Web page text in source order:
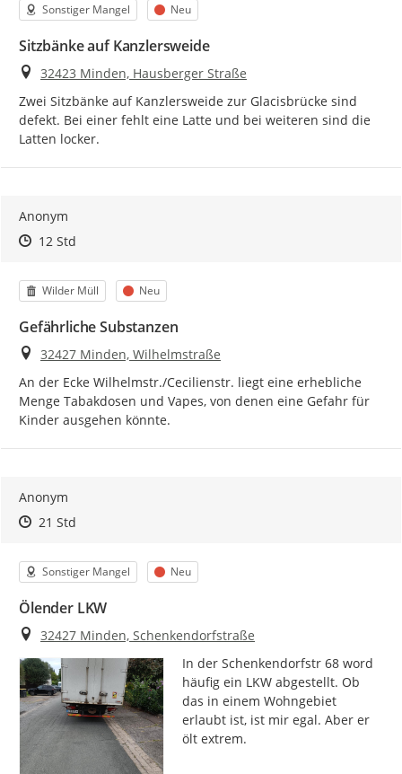
Kategorie
Sonstiger Mangel Status
Neu
Sitzbänke auf Kanzlersweide
Ort
32423 Minden, Hausberger Straße
Zwei Sitzbänke auf Kanzlersweide zur Glacisbrücke sind
defekt. Bei einer fehlt eine Latte und bei weiteren sind die
Latten locker.
Anonym
Zeitpunkt des Erstellens
Zeitpunkt des Erstellens
12 StdZur Äußerung
Kategorie
Wilder Müll Status
Neu
Gefährliche Substanzen
Ort
32427 Minden, Wilhelmstraße
An der Ecke Wilhelmstr./Cecilienstr. liegt eine erhebliche
Menge Tabakdosen und Vapes, von denen eine Gefahr für
Kinder ausgehen könnte.
Anonym
Zeitpunkt des Erstellens
Zeitpunkt des Erstellens
21 StdZur Äußerung
Kategorie
Sonstiger Mangel Status
Neu
Ölender LKW
Ort
32427 Minden, Schenkendorfstraße
In der Schenkendorfstr 68 word
häufig ein LKW abgestellt. Ob
das in einem Wohngebiet
erlaubt ist, ist mir egal. Aber er
ölt extrem.